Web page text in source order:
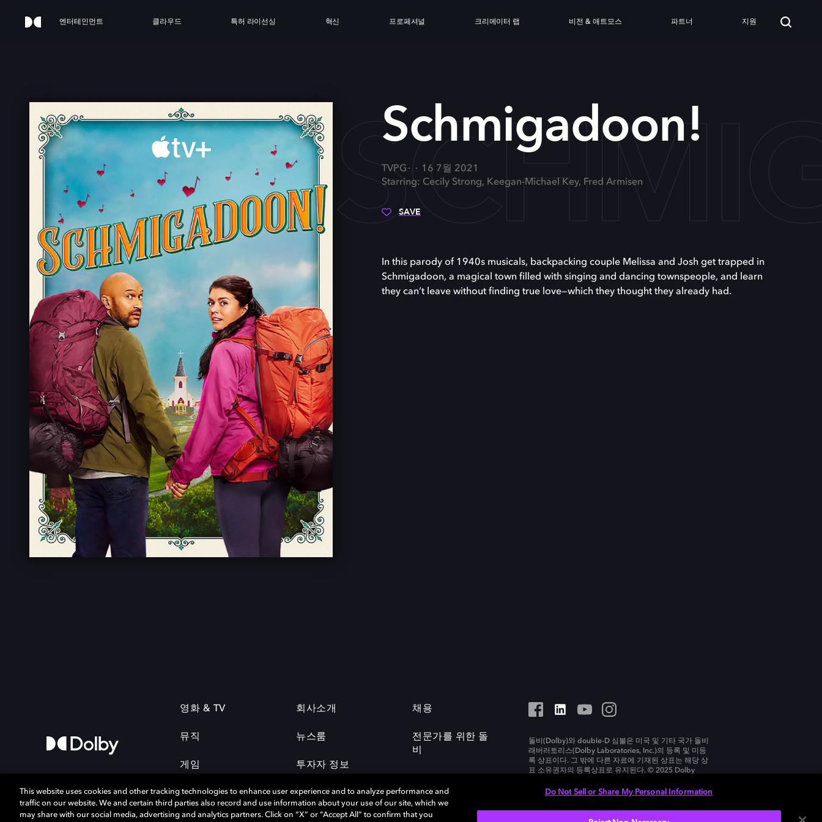
엔터테인먼트 클라우드 특허 라이선싱 혁신 프로페셔널 크리에이터 랩 비전 & 애트모스 파트너 지원
Schmigadoon!
TVPG
16 7월 2021
Starring: Cecily Strong, Keegan-Michael Key, Fred Armisen
SAVE
In this parody of 1940s musicals, backpacking couple Melissa and Josh get trapped in
Schmigadoon, a magical town filled with singing and dancing townspeople, and learn
they can’t leave without finding true love—which they thought they already had.
영화 & TV
뮤직
게임
회사소개
뉴스룸
투자자 정보
채용
전문가를 위한 돌
비
돌비(Dolby)와 double-D 심볼은 미국 및 기타 국가 돌비
래버러토리스(Dolby Laboratories, Inc.)의 등록 및 미등
록 상표이다. 그 밖에 다른 자료에 기재된 상표는 해당 상
표 소유권자의 등록상표로 유지된다. © 2025 Dolby
This website uses cookies and other tracking technologies to enhance user experience and to analyze performance and
traffic on our website. We and certain third parties also record and use information about your use of our site, which we
may share with our social media, advertising and analytics partners. Click on “X” or “Accept All” to confirm that you
Do Not Sell or Share My Personal Information